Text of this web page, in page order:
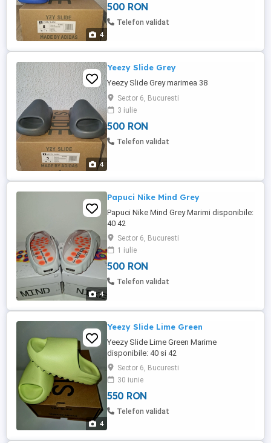
4
500 RON
Telefon validat
4
Yeezy Slide Grey
Yeezy Slide Grey marimea 38
Sector 6, Bucuresti
3 iulie
500 RON
Telefon validat
4
Papuci Nike Mind Grey
Papuci Nike Mind Grey Marimi disponibile:
40 42
Sector 6, Bucuresti
1 iulie
500 RON
Telefon validat
4
Yeezy Slide Lime Green
Yeezy Slide Lime Green Marime
disponibile: 40 si 42
Sector 6, Bucuresti
30 iunie
550 RON
Telefon validat